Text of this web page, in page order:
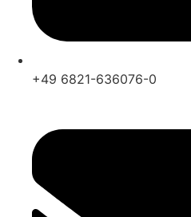
+49 6821-636076-0